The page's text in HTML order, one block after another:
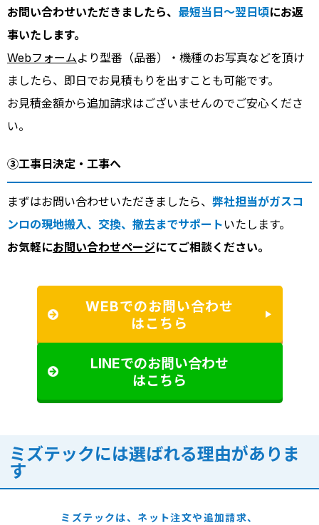
お問い合わせいただきましたら、 最短当日～翌日頃にお返
事いたします。
Webフォームより型番（品番）・機種のお写真などを頂け
ましたら、即日でお見積もりを出すことも可能です。
お見積金額から追加請求はございませんのでご安心くださ
い。
③工事日決定・工事へ
まずはお問い合わせいただきましたら、 弊社担当がガスコ
ンロの現地搬入、交換、撤去までサポート いたします。
お気軽にお問い合わせページにてご相談ください。
WEBでのお問い合わせ
はこちら
LINEでのお問い合わせ
はこちら
ミズテックには選ばれる理由がありま
す
ミズテックは、ネット注文や追加請求、